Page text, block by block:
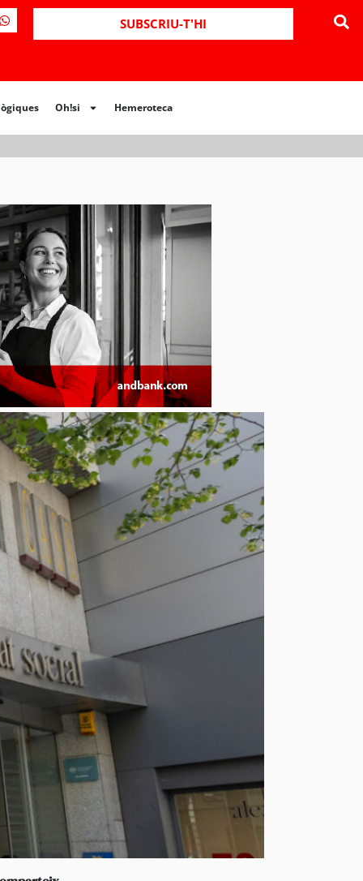
SUBSCRIU-T'HI
Oh!si Hemeroteca
Hemeroteca